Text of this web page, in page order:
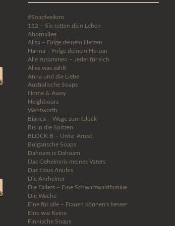
#Soaplexikon
112 – Sie retten dein Leben
Ahornallee
Alisa – Folge deinem Herzen
Hanna – Folge deinem Herzen
Alle zusammen – Jeder für sich
Alles was zählt
Anna und die Liebe
Australische Soaps
Home & Away
Neighbours
Wentworth
Bianca – Wege zum Glück
Bis in die Spitzen
BLOCK B – Unter Arrest
Bulgarische Soaps
Dahoam is Dahoam
Das Geheimnis meines Vaters
Das Haus Anubis
Die Anrheiner
Die Fallers – Eine Schwarzwaldfamilie
Die Wache
Eine für alle – Frauen können's besser
Eine wie Keine
Finnische Soaps